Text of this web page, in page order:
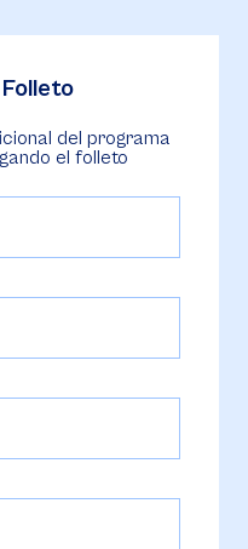
del programa
el folleto